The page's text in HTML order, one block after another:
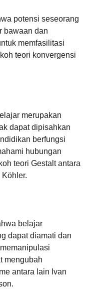
potensi seseorang
bawaan dan
memfasilitasi
teori konvergensi
merupakan
dapat dipisahkan
berfungsi
hubungan
teori Gestalt antara
belajar
dapat diamati dan
mengubah
antara lain Ivan